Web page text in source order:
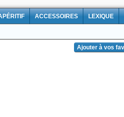
ACCESSOIRES LEXIQUE